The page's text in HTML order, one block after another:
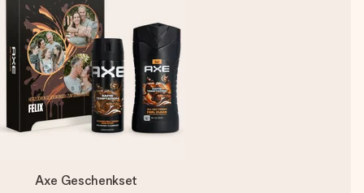
Axe Geschenkset